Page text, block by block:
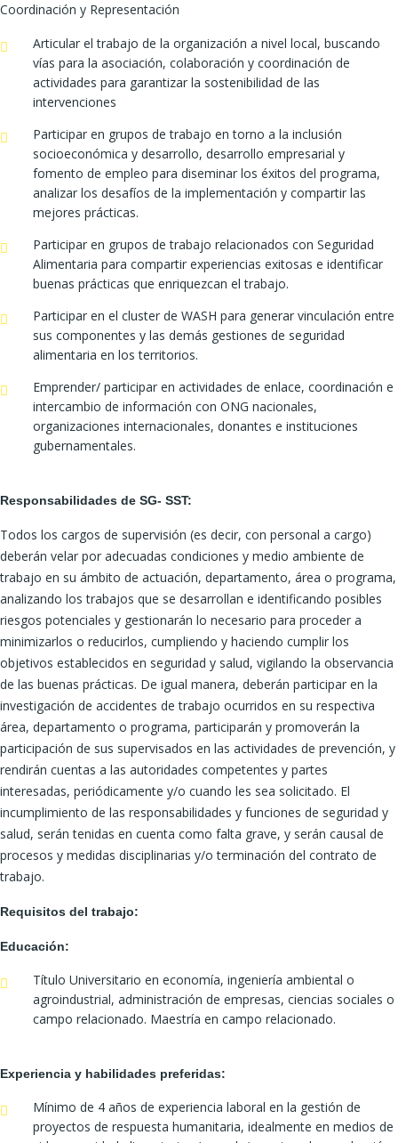
Coordinación y Representación
Articular el trabajo de la organización a nivel local, buscando
vías para la asociación, colaboración y coordinación de
actividades para garantizar la sostenibilidad de las
intervenciones
Participar en grupos de trabajo en torno a la inclusión
socioeconómica y desarrollo, desarrollo empresarial y
fomento de empleo para diseminar los éxitos del programa,
analizar los desafíos de la implementación y compartir las
mejores prácticas.
Participar en grupos de trabajo relacionados con Seguridad
Alimentaria para compartir experiencias exitosas e identificar
buenas prácticas que enriquezcan el trabajo.
Participar en el cluster de WASH para generar vinculación entre
sus componentes y las demás gestiones de seguridad
alimentaria en los territorios.
Emprender/ participar en actividades de enlace, coordinación e
intercambio de información con ONG nacionales,
organizaciones internacionales, donantes e instituciones
gubernamentales.
Responsabilidades de SG- SST:
Todos los cargos de supervisión (es decir, con personal a cargo)
deberán velar por adecuadas condiciones y medio ambiente de
trabajo en su ámbito de actuación, departamento, área o programa,
analizando los trabajos que se desarrollan e identificando posibles
riesgos potenciales y gestionarán lo necesario para proceder a
minimizarlos o reducirlos, cumpliendo y haciendo cumplir los
objetivos establecidos en seguridad y salud, vigilando la observancia
de las buenas prácticas. De igual manera, deberán participar en la
investigación de accidentes de trabajo ocurridos en su respectiva
área, departamento o programa, participarán y promoverán la
participación de sus supervisados en las actividades de prevención, y
rendirán cuentas a las autoridades competentes y partes
interesadas, periódicamente y/o cuando les sea solicitado. El
incumplimiento de las responsabilidades y funciones de seguridad y
salud, serán tenidas en cuenta como falta grave, y serán causal de
procesos y medidas disciplinarias y/o terminación del contrato de
trabajo.
Requisitos del trabajo:
Educación:
Título Universitario en economía, ingeniería ambiental o
agroindustrial, administración de empresas, ciencias sociales o
campo relacionado. Maestría en campo relacionado.
Experiencia y habilidades preferidas:
Mínimo de 4 años de experiencia laboral en la gestión de
proyectos de respuesta humanitaria, idealmente en medios de